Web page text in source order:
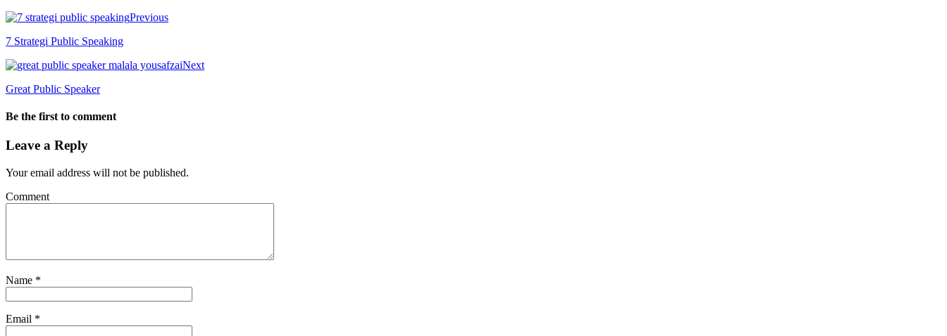
Previous
7 Strategi Public Speaking
Next
Great Public Speaker
Be the first to comment
Leave a Reply
Your email address will not be published.
Comment
Name *
Email *